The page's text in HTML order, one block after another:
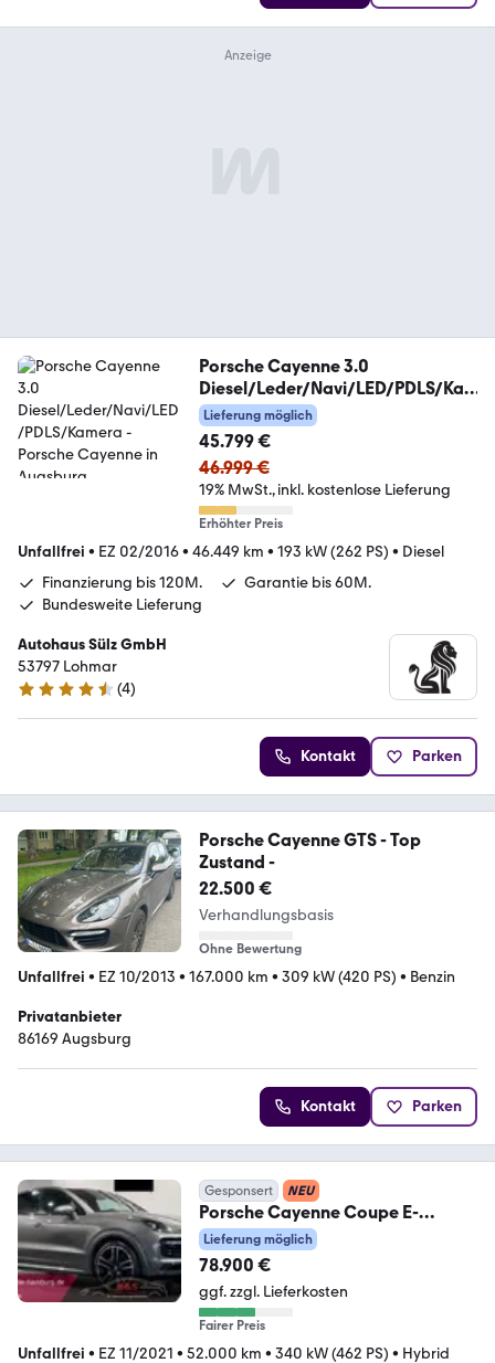
Porsche Cayenne 3.0
Diesel/Leder/Navi/LED/PDLS/Ka
mera
Lieferung möglich
45.799 €
46.999 €
19% MwSt. inkl. kostenlose Lieferung
Erhöhter Preis
Unfallfrei • EZ 02/2016• 46.449 km • 193 kW (262 PS) • Diesel
Finanzierung bis 120M.
Garantie bis 60M.
Bundesweite Lieferung
Autohaus Sülz GmbH
53797 Lohmar
4.6 Sterne
(4)
Kontakt Parken
Porsche Cayenne GTS - Top
Zustand -
22.500 €
Verhandlungsbasis
Ohne Bewertung
Unfallfrei • EZ 10/2013 • 167.000 km • 309 kW (420 PS) • Benzin
Privatanbieter
86169 Augsburg
Kontakt Parken
Gesponsert NEU
Porsche Cayenne Coupe E-
Hybrid*Soft Close
Lieferung möglich
78.900 €
ggf. zzgl. Lieferkosten
Fairer Preis
Unfallfrei • EZ 11/2021 • 52.000 km • 340 kW (462 PS) • Hybrid